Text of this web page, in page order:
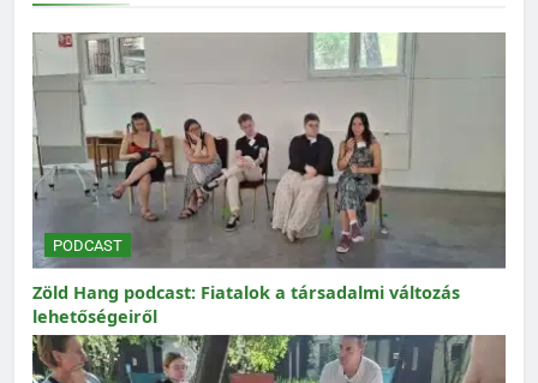
PODCAST
Zöld Hang podcast: Fiatalok a társadalmi változás
lehetőségeiről